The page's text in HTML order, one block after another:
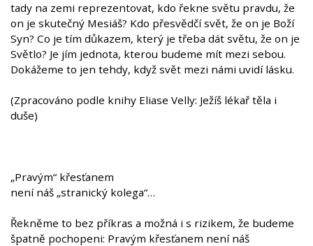
tady na zemi reprezentovat, kdo řekne světu pravdu, že
on je skutečný Mesiáš? Kdo přesvědčí svět, že on je Boží
Syn? Co je tím důkazem, který je třeba dát světu, že on je
Světlo? Je jím jednota, kterou budeme mít mezi sebou.
Dokážeme to jen tehdy, když svět mezi námi uvidí lásku.
(Zpracováno podle knihy Eliase Velly: Ježíš lékař těla i
duše)
„Pravým“ křesťanem
není náš „stranický kolega“…
Řekněme to bez příkras a možná i s rizikem, že budeme
špatně pochopeni: Pravým křesťanem není náš